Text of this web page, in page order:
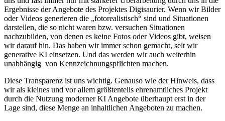
Ergebnisse der Angebote des Projektes Digisaurier. Wenn wir Bilder
oder Videos generieren die „fotorealistisch“ sind und Situationen
darstellen, die so nicht waren bzw. versuchen Situationen
nachzubilden, von denen es keine Fotos oder Videos gibt, weisen
wir darauf hin. Das haben wir immer schon gemacht, seit wir
generative KI einsetzen. Und das werden wir auch weiterhin
unabhängig von Kennzeichnungspflichten machen.
Diese Transparenz ist uns wichtig. Genauso wie der Hinweis, dass
wir als kleines und vor allem größtenteils ehrenamtliches Projekt
durch die Nutzung moderner KI Angebote überhaupt erst in der
Lage sind, diese Menge an inhaltlichen Angeboten zu machen.